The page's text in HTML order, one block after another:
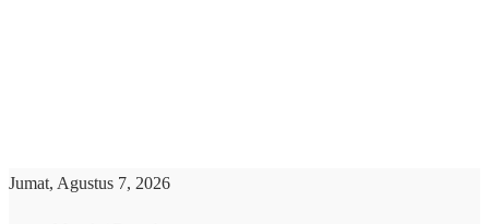
Jumat, Agustus 7, 2026